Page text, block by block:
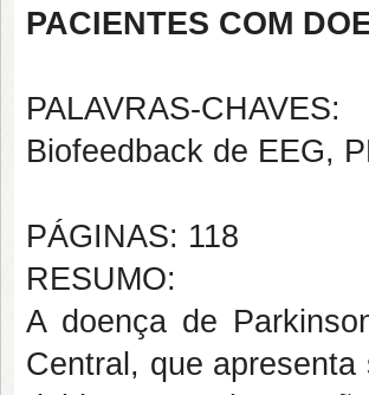
PACIENTES COM
PALAVRAS-CHAVES:
Biofeedback de EEG,
PÁGINAS: 118
RESUMO:
A doença de
Central, que